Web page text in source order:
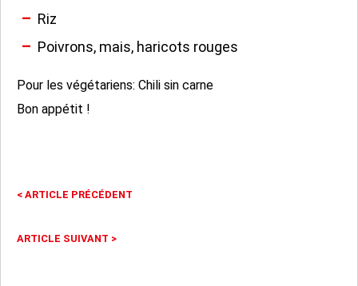
Riz
Poivrons, mais, haricots rouges
Pour les végétariens: Chili sin carne
Bon appétit !
< ARTICLE PRÉCÉDENT
ARTICLE SUIVANT >